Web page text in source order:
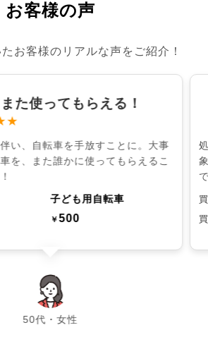
お客様の声
お客様のリアルな声をご紹介！
た使ってもらえる！
い、自転車を手放すことに。大事
を、また誰かに使ってもらえるこ
子ども用自転車
￥500
50代・女性
chevron_left chevron_right